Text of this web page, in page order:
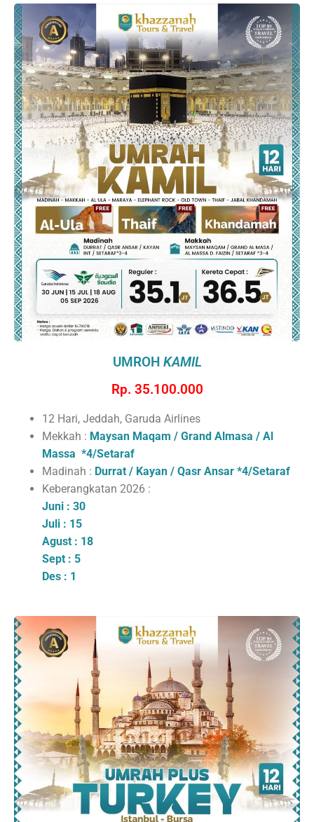
UMROH KAMIL
Rp. 35.100.000
12 Hari, Jeddah, Garuda Airlines
Mekkah : Maysan Maqam / Grand Almasa / Al
Massa *4/Setaraf
Madinah : Durrat / Kayan / Qasr Ansar *4/Setaraf
Keberangkatan 2026 :
Juni : 30
Juli : 15
Agust : 18
Sept : 5
Des : 1